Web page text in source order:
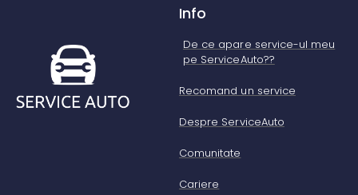
Info
De ce apare service-ul meu
pe ServiceAuto??
Recomand un service
Despre ServiceAuto
Comunitate
Cariere